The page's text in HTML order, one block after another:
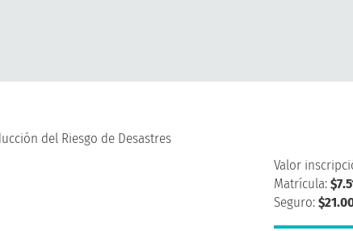
del Riesgo de Desastres
Valor
Matrícula:
Seguro: